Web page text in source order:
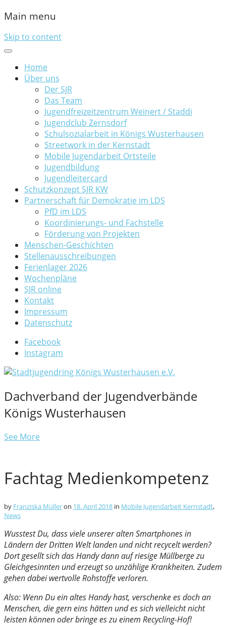
Main menu
Skip to content
Home
Über uns
Der SJR
Das Team
Jugendfreizeitzentrum Weinert / Staddi
Jugendclub Zernsdorf
Schulsozialarbeit in Königs Wusterhausen
Streetwork in der Kernstadt
Mobile Jugendarbeit Ortsteile
Jugendbildung
Jugendleitercard
Schutzkonzept SJR KW
Partnerschaft für Demokratie im LDS
PfD im LDS
Koordinierungs- und Fachstelle
Förderung von Projekten
Menschen-Geschichten
Stellenausschreibungen
Ferienlager 2026
Wochenpläne
SJR online
Kontakt
Impressum
Datenschutz
Facebook
Instagram
Dachverband der Jugendverbände
Königs Wusterhausen
See More
Fachtag Medienkompetenz
by Franziska Mülleron 18. April 2018 in Mobile Jugendarbeit Kernstadt,
News
Wusstest Du, dass viele unserer alten Smartphones in
Ländern der Dritten Welt landen und nicht recycelt werden?
Dort gesellt sich das Handy dann auf riesige Müllberge zu
Gleichgesinnten und erzeugt so unzählige Krankheiten. Zudem
gehen dabei wertvolle Rohstoffe verloren.
Also: Wenn Du ein altes Handy hast, verschenke es doch an
Menschen, die gern eins hätten und es sich vielleicht nicht
leisten können oder bringe es zu einem Recycling-Hof!